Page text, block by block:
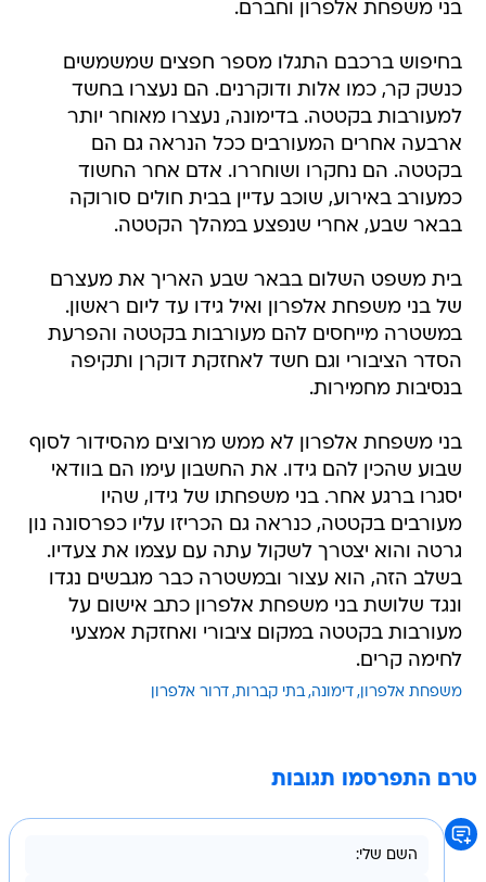
בני משפחת אלפרון וחברם.
בחיפוש ברכבם התגלו מספר חפצים שמשמשים
כנשק קר, כמו אלות ודוקרנים. הם נעצרו בחשד
למעורבות בקטטה. בדימונה, נעצרו מאוחר יותר
ארבעה אחרים המעורבים ככל הנראה גם הם
בקטטה. הם נחקרו ושוחררו. אדם אחר החשוד
כמעורב באירוע, שוכב עדיין בבית חולים סורוקה
בבאר שבע, אחרי שנפצע במהלך הקטטה.
בית משפט השלום בבאר שבע האריך את מעצרם
של בני משפחת אלפרון ואיל גידו עד ליום ראשון.
במשטרה מייחסים להם מעורבות בקטטה והפרעת
הסדר הציבורי וגם חשד לאחזקת דוקרן ותקיפה
בנסיבות מחמירות.
בני משפחת אלפרון לא ממש מרוצים מהסידור לסוף
שבוע שהכין להם גידו. את החשבון עימו הם בוודאי
יסגרו ברגע אחר. בני משפחתו של גידו, שהיו
מעורבים בקטטה, כנראה גם הכריזו עליו כפרסונה נון
גרטה והוא יצטרך לשקול עתה עם עצמו את צעדיו.
בשלב הזה, הוא עצור ובמשטרה כבר מגבשים נגדו
ונגד שלושת בני משפחת אלפרון כתב אישום על
מעורבות בקטטה במקום ציבורי ואחזקת אמצעי
לחימה קרים.
משפחת אלפרון דימונה בתי קברות דרור אלפרון
טרם התפרסמו תגובות